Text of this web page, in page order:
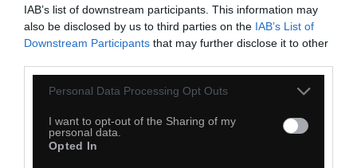
IAB’s list of downstream participants. This information may
also be disclosed by us to third parties on the IAB’s List of
Downstream Participants that may further disclose it to other
Personal Data Processing Opt Outs
I want to opt-out of the Sharing of my
personal data.
Opted In